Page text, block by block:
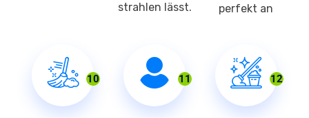
strahlen lässt.
perfekt an
10 11 12